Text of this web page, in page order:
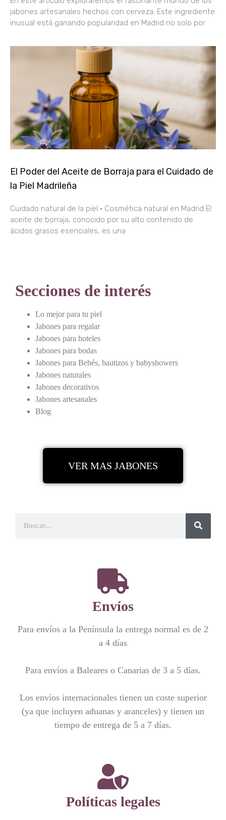
jabones artesanales hechos con cerveza. Este ingrediente
inusual está ganando popularidad en Madrid no solo por
El Poder del Aceite de Borraja para el Cuidado de
la Piel Madrileña
Cuidado natural de la piel · Cosmética natural en Madrid El
aceite de borraja, conocido por su alto contenido de
ácidos grasos esenciales, es una
Secciones de interés
Lo mejor para tu piel
Jabones para regalar
Jabones para hoteles
Jabones para bodas
Jabones para Bebés, bautizos y babyshowers
Jabones naturales
Jabones decorativos
Jabones artesanales
Blog
VER MAS JABONES
Envíos
Para envíos a la Península la entrega normal es de 2
a 4 días
Para envíos a Baleares o Canarias de 3 a 5 días.
Los envíos internacionales tienen un coste superior
(ya que incluyen aduanas y aranceles) y tienen un
tiempo de entrega de 5 a 7 días.
Políticas legales